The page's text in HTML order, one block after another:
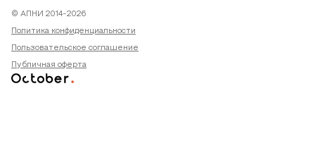
© АПНИ 2014-2026
Политика конфиденциальности
Пользовательское соглашение
Публичная оферта